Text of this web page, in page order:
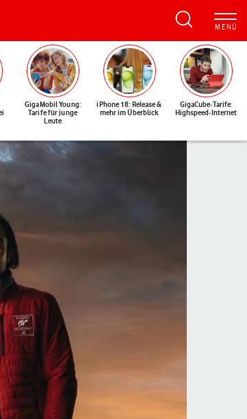
GigaMobil Young:
Tarife für junge
Leute
iPhone 18: Release &
mehr im Überblick
GigaCube-Tarife:
Highspeed-Internet